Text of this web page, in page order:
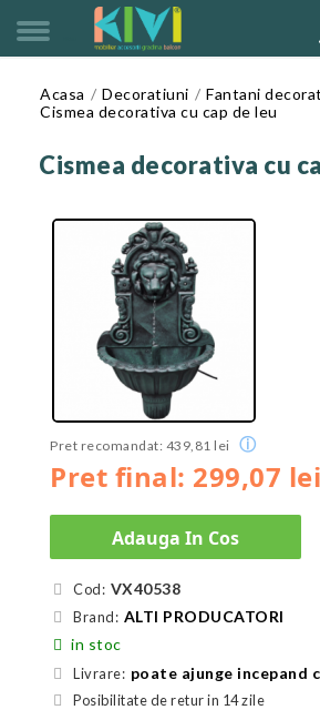
Acasa Decoratiuni
Fantani
Cismea decorativa cu cap de leu
Cismea decorativa cu
Pret final: 299,07 lei
Pret recomandat: 439,81 lei ⓘ
Adauga In Cos
Cod: VX40538
Brand: ALTI PRODUCATORI
in stoc
Livrare: poate ajunge incepand
Posibilitate de retur in 14 zile